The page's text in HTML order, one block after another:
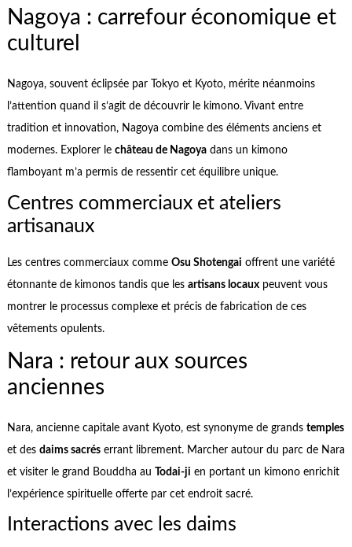
Nagoya : carrefour économique et
culturel
Nagoya, souvent éclipsée par Tokyo et Kyoto, mérite néanmoins
l’attention quand il s’agit de découvrir le kimono. Vivant entre
tradition et innovation, Nagoya combine des éléments anciens et
modernes. Explorer le château de Nagoyadans un kimono
flamboyant m’a permis de ressentir cet équilibre unique.
Centres commerciaux et ateliers
artisanaux
Les centres commerciaux comme Osu Shotengai offrent une variété
étonnante de kimonos tandis que les artisans locauxpeuvent vous
montrer le processus complexe et précis de fabrication de ces
vêtements opulents.
Nara : retour aux sources
anciennes
Nara, ancienne capitale avant Kyoto, est synonyme de grands temples
et des daims sacréserrant librement. Marcher autour du parc de Nara
et visiter le grand Bouddha au Todai-ji en portant un kimono enrichit
l’expérience spirituelle offerte par cet endroit sacré.
Interactions avec les daims